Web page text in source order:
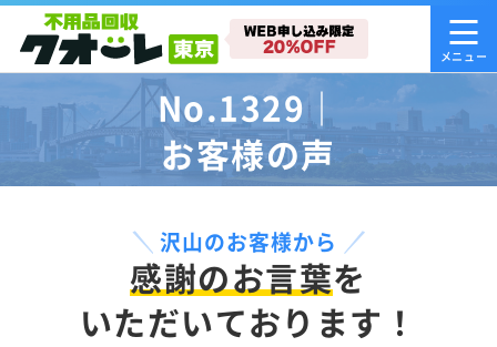
No.1329｜
お客様の声
沢山のお客様から
感謝のお言葉を
いただいております！